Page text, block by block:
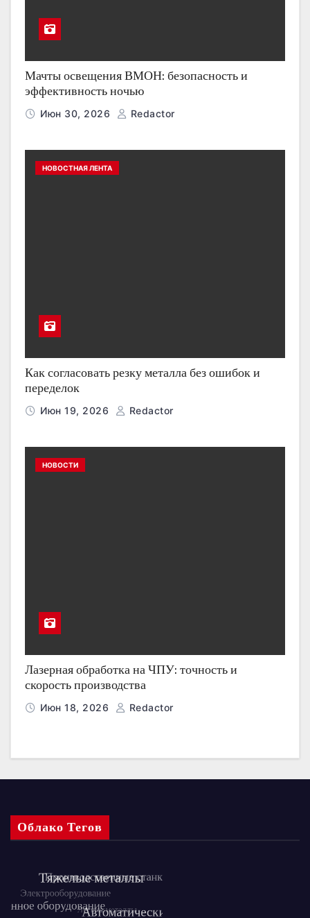
Мачты освещения ВМОН: безопасность и
эффективность ночью
Июн 30, 2026 Redactor
НОВОСТНАЯ ЛЕНТА
Как согласовать резку металла без ошибок и
переделок
Июн 19, 2026 Redactor
НОВОСТИ
Лазерная обработка на ЧПУ: точность и
скорость производства
Июн 18, 2026 Redactor
Облако Тегов